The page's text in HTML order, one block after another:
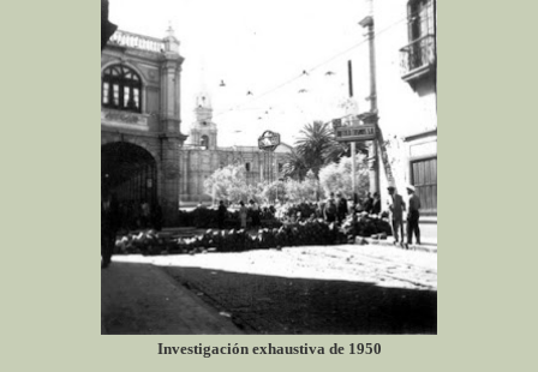
Investigación exhaustiva de 1950